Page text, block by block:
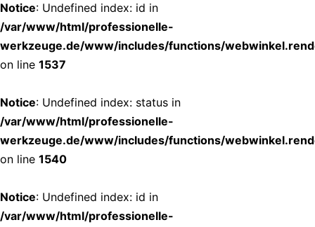
Notice: Undefined index: id in
/var/www/html/professionelle-
werkzeuge.de/www/includes/functions/
on line 1537
Notice: Undefined index: status in
/var/www/html/professionelle-
werkzeuge.de/www/includes/functions/
on line 1540
Notice: Undefined index: id in
/var/www/html/professionelle-